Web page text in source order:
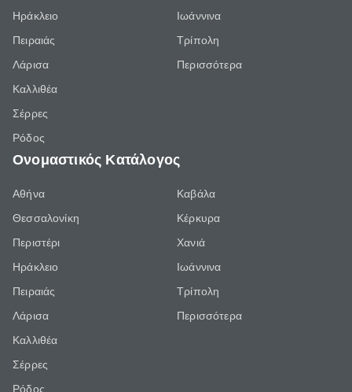
Ηράκλειο
Πειραιάς
Λάρισα
Καλλιθέα
Σέρρες
Ρόδος
Ιωάννινα
Τρίπολη
Περισσότερα
Ονομαστικός Κατάλογος
Αθήνα
Θεσσαλονίκη
Περιστέρι
Ηράκλειο
Πειραιάς
Λάρισα
Καλλιθέα
Σέρρες
Ρόδος
Καβάλα
Κέρκυρα
Χανιά
Ιωάννινα
Τρίπολη
Περισσότερα